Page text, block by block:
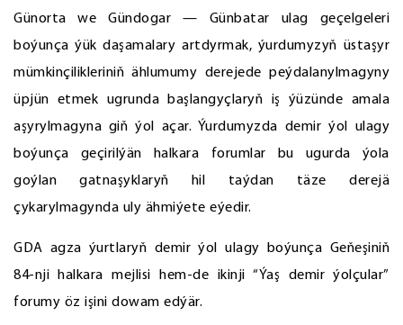
Günorta we Gündogar — Günbatar ulag geçelgeleri
boýunça ýük daşamalary artdyrmak, ýurdumyzyň üstaşyr
mümkinçilikleriniň ählumumy derejede peýdalanylmagyny
üpjün etmek ugrunda başlangyçlaryň iş ýüzünde amala
aşyrylmagyna giň ýol açar. Ýurdumyzda demir ýol ulagy
boýunça geçirilýän halkara forumlar bu ugurda ýola
goýlan gatnaşyklaryň hil taýdan täze derejä
çykarylmagynda uly ähmiýete eýedir.
GDA agza ýurtlaryň demir ýol ulagy boýunça Geňeşiniň
84-nji halkara mejlisi hem-de ikinji “Ýaş demir ýolçular”
forumy öz işini dowam edýär.